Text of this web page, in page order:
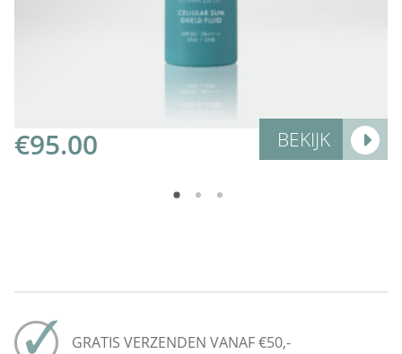
€95.00 BEKIJK
GRATIS VERZENDEN VANAF €50,-